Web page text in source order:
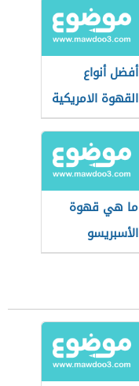
أفضل أنواع
القهوة الامريكية
ما هي قهوة
الأسبريسو